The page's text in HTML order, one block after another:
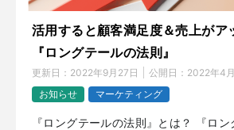
活用すると顧客満足度＆売上がア
『ロングテールの法則』
更新日： 2022年9月27日 公開日： 2022年4
お知らせ
マーケティング
『ロングテールの法則』とは？ 『ロン